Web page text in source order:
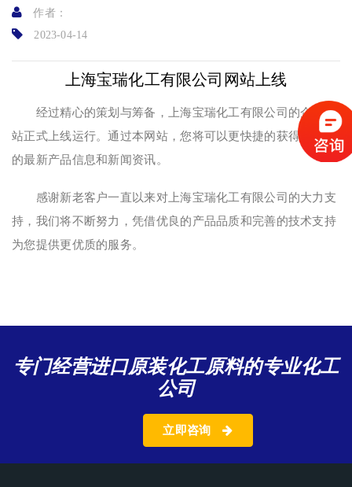
作者：
2023-04-14
上海宝瑞化工有限公司网站上线
经过精心的策划与筹备，上海宝瑞化工有限公司的企业网
站正式上线运行。通过本网站，您将可以更快捷的获得本公司
的最新产品信息和新闻资讯。
感谢新老客户一直以来对上海宝瑞化工有限公司的大力支
持，我们将不断努力，凭借优良的产品品质和完善的技术支持
为您提供更优质的服务。
专门经营进口原装化工原料的专业化工
公司
立即咨询